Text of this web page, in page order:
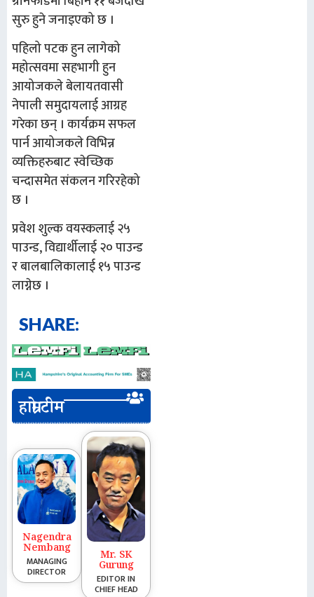
सुरु हुने जनाइएको छ ।
पहिलो पटक हुन लागेको
महोत्सवमा सहभागी हुन
आयोजकले बेलायतवासी
नेपाली समुदायलाई आग्रह
गरेका छन् । कार्यक्रम सफल
पार्न आयोजकले विभिन्न
व्यक्तिहरुबाट स्वेच्छिक
चन्दासमेत संकलन गरिरहेको
छ ।
प्रवेश शुल्क वयस्कलाई २५
पाउन्ड, विद्यार्थीलाई २० पाउन्ड
र बालबालिकालाई १५ पाउन्ड
लाग्नेछ ।
SHARE:
हाम्रो टीम
Nagendra
Nembang
MANAGING
DIRECTOR
Mr. SK
Gurung
EDITOR IN
CHIEF HEAD